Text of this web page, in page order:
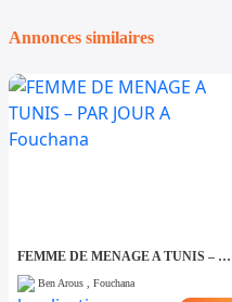
Annonces similaires
FEMME DE MENAGE A TUNIS – PAR JOUR A Fouchana
Ben Arous , Fouchana